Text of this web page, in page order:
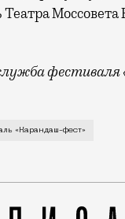
Моссовета
фестиваля
маленькая
«Карандаш-фест»